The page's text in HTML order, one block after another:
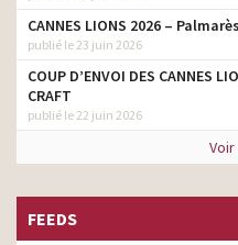
CANNES LIONS 2026 –
publié le 23 juin 2026
COUP D’ENVOI DES CANNES
CRAFT
publié le 22 juin 2026
FEEDS